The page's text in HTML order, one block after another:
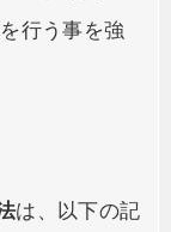
行う事を強
は、以下の記